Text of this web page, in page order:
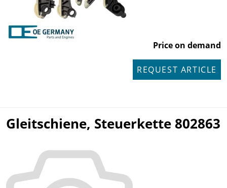
Price on demand
REQUEST ARTICLE
Gleitschiene, Steuerkette 802863